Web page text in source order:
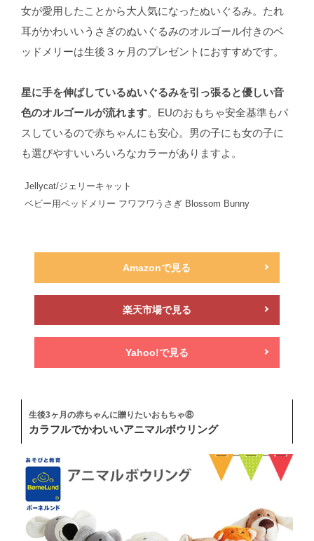
女が愛用したことから大人気になったぬいぐるみ。たれ
耳がかわいいうさぎのぬいぐるみのオルゴール付きのベ
ッドメリーは生後３ヶ月のプレゼントにおすすめです。
星に手を伸ばしているぬいぐるみを引っ張ると優しい音
色のオルゴールが流れます。EUのおもちゃ安全基準もパ
スしているので赤ちゃんにも安心。男の子にも女の子に
も選びやすいいろいろなカラーがありますよ。
Jellycat/ジェリーキャット
ベビー用ベッドメリー フワフワうさぎ Blossom Bunny
Amazonで見る
楽天市場で見る
Yahoo!で見る
生後3ヶ月の赤ちゃんに贈りたいおもちゃ⑧
カラフルでかわいいアニマルボウリング